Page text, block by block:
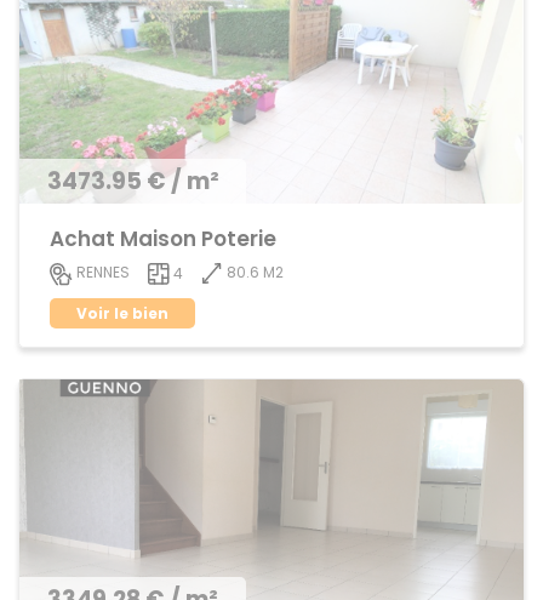
3473.95 € / m²
Achat Maison Poterie
RENNES 4
80.6 M2
Voir le bien